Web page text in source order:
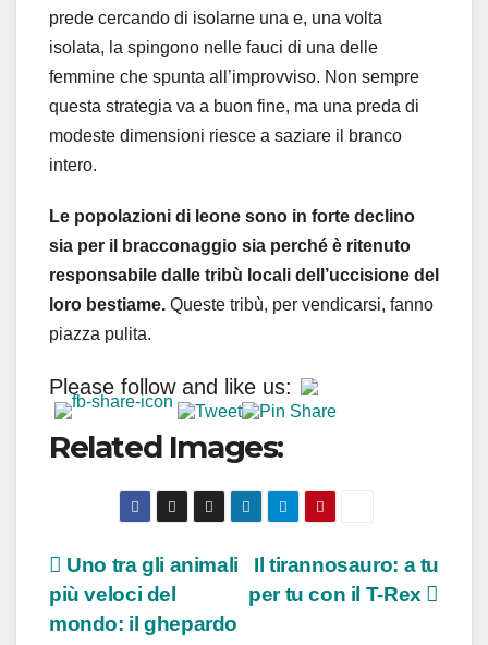
prede cercando di isolarne una e, una volta
isolata, la spingono nelle fauci di una delle
femmine che spunta all’improvviso. Non sempre
questa strategia va a buon fine, ma una preda di
modeste dimensioni riesce a saziare il branco
intero.
Le popolazioni di leone sono in forte declino
sia per il bracconaggio sia perché è ritenuto
responsabile dalle tribù locali dell’uccisione del
loro bestiame. Queste tribù, per vendicarsi, fanno
piazza pulita.
Please follow and like us:
Related Images:
Navigazione
articoli
Il tirannosauro: a tu
per tu con il T-Rex
Uno tra gli animali
più veloci del
mondo: il ghepardo